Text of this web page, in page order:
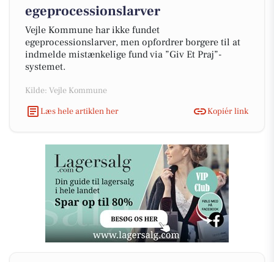
egeprocessionslarver
Vejle Kommune har ikke fundet
egeprocessionslarver, men opfordrer borgere til at
indmelde mistænkelige fund via ”Giv Et Praj”-
systemet.
Kilde: Vejle Kommune
Læs hele artiklen her
Kopiér link